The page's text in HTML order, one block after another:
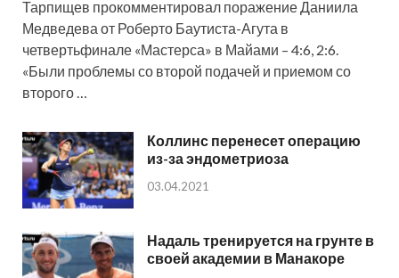
Тарпищев прокомментировал поражение Даниила
Медведева от Роберто Баутиста-Агута в
четвертьфинале «Мастерса» в Майами – 4:6, 2:6.
«Были проблемы со второй подачей и приемом со
второго …
Коллинс перенесет операцию
из-за эндометриоза
03.04.2021
Надаль тренируется на грунте в
своей академии в Манакоре